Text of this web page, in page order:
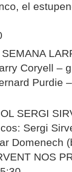
el
Coryell –
Purdie
SERGI
Sergi
Domenech
NOS